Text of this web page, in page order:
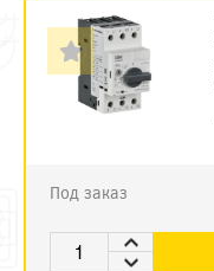
Под заказ